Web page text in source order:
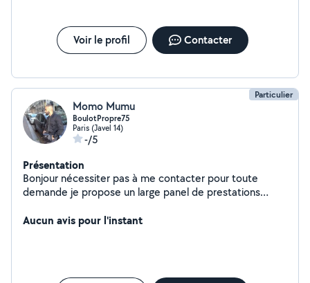
Voir le profil Contacter
Particulier
Momo Mumu
BoulotPropre75
Paris (Javel 14)
-/5
Présentation
Bonjour nécessiter pas à me contacter pour toute
demande je propose un large panel de prestations
Aucun avis pour l'instant